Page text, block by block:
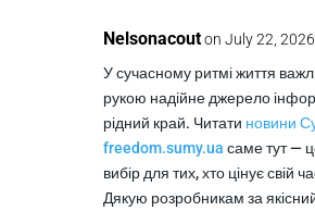
Nelsonacout on July 22,
У сучасному ритмі життя
рукою надійне джерело
рідний край. Читати новини
freedom.sumy.ua саме тут —
вибір для тих, хто цінує свій
Дякую розробникам за